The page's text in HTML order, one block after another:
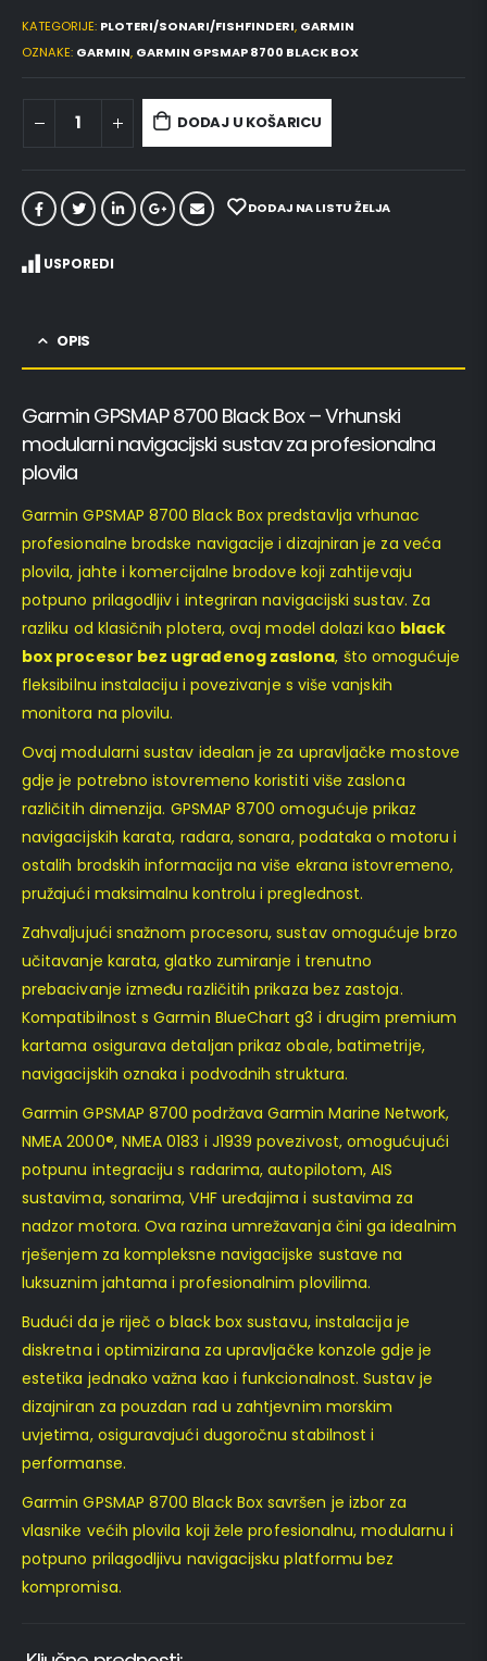
KATEGORIJE: PLOTERI/SONARI/FISHFINDERI, GARMIN
OZNAKE: GARMIN, GARMIN GPSMAP 8700 BLACK BOX
DODAJ U KOŠARICU
DODAJ NA LISTU ŽELJA
USPOREDI
OPIS
Garmin GPSMAP 8700 Black Box – Vrhunski
modularni navigacijski sustav za profesionalna
plovila
Garmin GPSMAP 8700 Black Box predstavlja vrhunac
profesionalne brodske navigacije i dizajniran je za veća
plovila, jahte i komercijalne brodove koji zahtijevaju
potpuno prilagodljiv i integriran navigacijski sustav. Za
razliku od klasičnih plotera, ovaj model dolazi kao black
box procesor bez ugrađenog zaslona, što omogućuje
fleksibilnu instalaciju i povezivanje s više vanjskih
monitora na plovilu.
Ovaj modularni sustav idealan je za upravljačke mostove
gdje je potrebno istovremeno koristiti više zaslona
različitih dimenzija. GPSMAP 8700 omogućuje prikaz
navigacijskih karata, radara, sonara, podataka o motoru i
ostalih brodskih informacija na više ekrana istovremeno,
pružajući maksimalnu kontrolu i preglednost.
Zahvaljujući snažnom procesoru, sustav omogućuje brzo
učitavanje karata, glatko zumiranje i trenutno
prebacivanje između različitih prikaza bez zastoja.
Kompatibilnost s Garmin BlueChart g3 i drugim premium
kartama osigurava detaljan prikaz obale, batimetrije,
navigacijskih oznaka i podvodnih struktura.
Garmin GPSMAP 8700 podržava Garmin Marine Network,
NMEA 2000®, NMEA 0183 i J1939 povezivost, omogućujući
potpunu integraciju s radarima, autopilotom, AIS
sustavima, sonarima, VHF uređajima i sustavima za
nadzor motora. Ova razina umrežavanja čini ga idealnim
rješenjem za kompleksne navigacijske sustave na
luksuznim jahtama i profesionalnim plovilima.
Budući da je riječ o black box sustavu, instalacija je
diskretna i optimizirana za upravljačke konzole gdje je
estetika jednako važna kao i funkcionalnost. Sustav je
dizajniran za pouzdan rad u zahtjevnim morskim
uvjetima, osiguravajući dugoročnu stabilnost i
performanse.
Garmin GPSMAP 8700 Black Box savršen je izbor za
vlasnike većih plovila koji žele profesionalnu, modularnu i
potpuno prilagodljivu navigacijsku platformu bez
kompromisa.